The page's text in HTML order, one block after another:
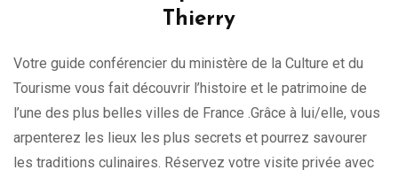
Thierry
Votre guide conférencier du ministère de la Culture et du
Tourisme vous fait découvrir l’histoire et le patrimoine de
l’une des plus belles villes de France .Grâce à lui/elle, vous
arpenterez les lieux les plus secrets et pourrez savourer
les traditions culinaires. Réservez votre visite privée avec